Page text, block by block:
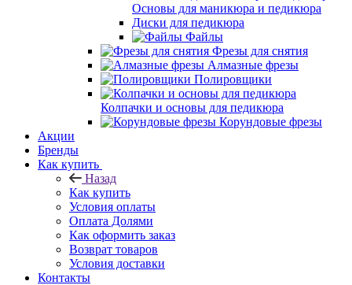
Основы для маникюра и педикюра
Диски для педикюра
Файлы
Фрезы для снятия
Алмазные фрезы
Полировщики
Колпачки и основы для педикюра
Корундовые фрезы
Акции
Бренды
Как купить
Назад
Как купить
Условия оплаты
Оплата Долями
Как оформить заказ
Возврат товаров
Условия доставки
Контакты